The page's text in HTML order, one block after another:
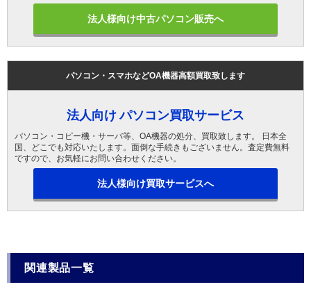
法人様向け中古パソコン販売へ
パソコン・スマホなどOA機器高額買取致します
法人向け パソコン買取サービス
パソコン・コピー機・サーバ等、OA機器の処分、買取致します。 日本全
国、どこでも対応いたします。面倒な手続きもございません。査定費無料
ですので、お気軽にお問い合わせください。
法人様向け買取サービスへ
関連製品一覧